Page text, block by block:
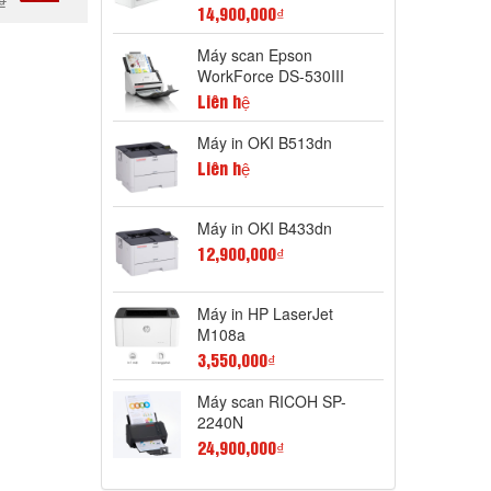
14,900,000₫
Máy scan Epson
WorkForce DS-530III
Liên hệ
Máy in OKI B513dn
Liên hệ
Máy in OKI B433dn
12,900,000₫
Máy in HP LaserJet
M108a
3,550,000₫
Máy scan RICOH SP-
2240N
24,900,000₫